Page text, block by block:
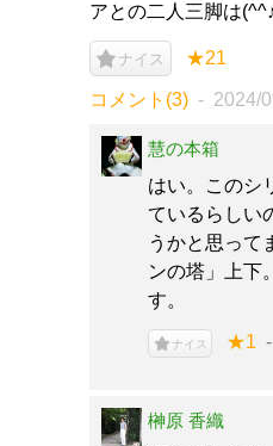
アとの二人三脚は
ナイス ★21
コメント(3) 2024/
慧の本箱
はい。このシ
ているらしい
うかと思って
ンの塔」上下
す。
ナイス ★1
榊原 香織